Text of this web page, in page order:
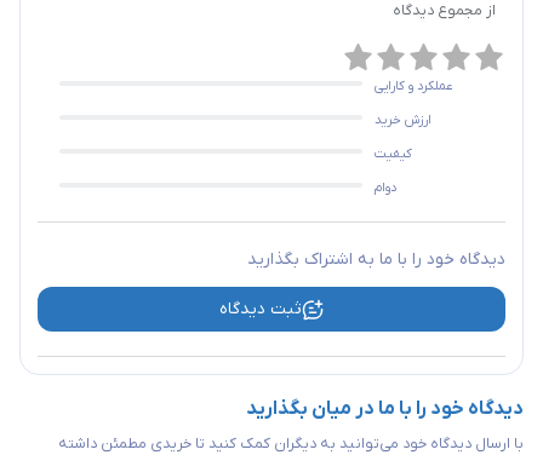
از مجموع دیدگاه
عملکرد و کارایی
ارزش خرید
کیفیت
دوام
دیدگاه خود را با ما به اشتراک بگذارید
ثبت دیدگاه
دیدگاه خود را با ما در میان بگذارید
با ارسال دیدگاه خود می‌توانید به دیگران کمک کنید تا خریدی مطمئن داشته